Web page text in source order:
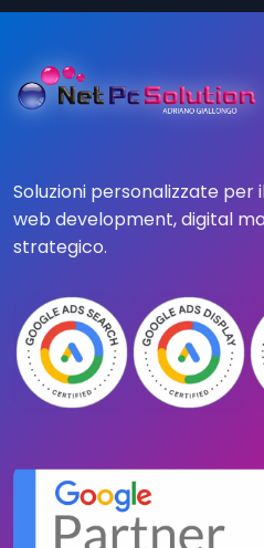
Soluzioni personalizzate per
web development, digital
strategico.